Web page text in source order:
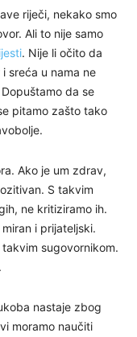
riječi, nekako smo
Ali to nije samo
. Nije li očito da
sreća u nama ne
da se
pitamo zašto tako
Ako je um zdrav,
S takvim
ne kritiziramo ih.
i prijateljski.
sugovornikom.
nastaje zbog
moramo naučiti